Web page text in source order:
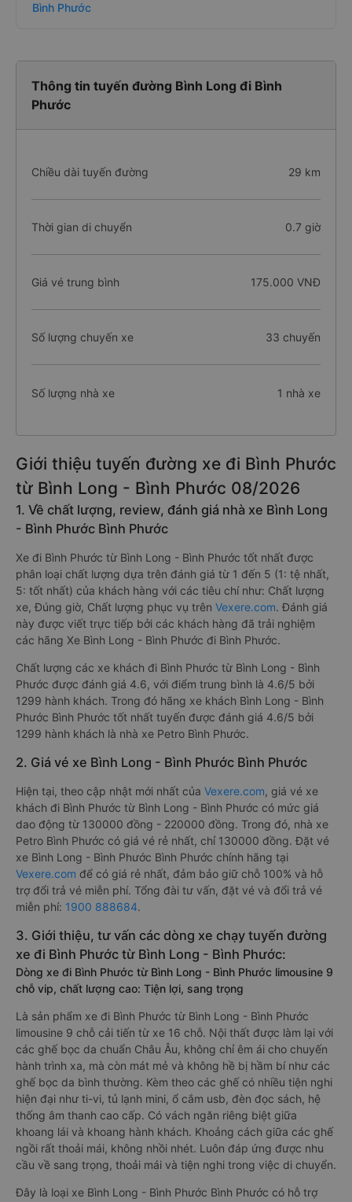
Bình Phước
Thông tin tuyến đường Bình Long đi Bình
Phước
Chiều dài tuyến đường 29 km
Thời gian di chuyển 0.7 giờ
Giá vé trung bình 175.000 VNĐ
Số lượng chuyến xe 33 chuyến
Số lượng nhà xe 1 nhà xe
Giới thiệu tuyến đường xe đi Bình Phước
từ Bình Long - Bình Phước 08/2026
1. Về chất lượng, review, đánh giá nhà xe Bình Long
- Bình Phước Bình Phước
Xe đi Bình Phước từ Bình Long - Bình Phước tốt nhất được
phân loại chất lượng dựa trên đánh giá từ 1 đến 5 (1: tệ nhất,
5: tốt nhất) của khách hàng với các tiêu chí như: Chất lượng
xe, Đúng giờ, Chất lượng phục vụ trên Vexere.com. Đánh giá
này được viết trực tiếp bởi các khách hàng đã trải nghiệm
các hãng Xe Bình Long - Bình Phước đi Bình Phước.
Chất lượng các xe khách đi Bình Phước từ Bình Long - Bình
Phước được đánh giá 4.6, với điểm trung bình là 4.6/5 bởi
1299 hành khách. Trong đó hãng xe khách Bình Long - Bình
Phước Bình Phước tốt nhất tuyến được đánh giá 4.6/5 bởi
1299 hành khách là nhà xe Petro Bình Phước.
2. Giá vé xe Bình Long - Bình Phước Bình Phước
Hiện tại, theo cập nhật mới nhất của Vexere.com, giá vé xe
khách đi Bình Phước từ Bình Long - Bình Phước có mức giá
dao động từ 130000 đồng - 220000 đồng. Trong đó, nhà xe
Petro Bình Phước có giá vé rẻ nhất, chỉ 130000 đồng. Đặt vé
xe Bình Long - Bình Phước Bình Phước chính hãng tại
Vexere.com để có giá rẻ nhất, đảm bảo giữ chỗ 100% và hỗ
trợ đổi trả vé miễn phí. Tổng đài tư vấn, đặt vé và đổi trả vé
miễn phí: 1900 888684.
3. Giới thiệu, tư vấn các dòng xe chạy tuyến đường
xe đi Bình Phước từ Bình Long - Bình Phước:
Dòng xe đi Bình Phước từ Bình Long - Bình Phước limousine 9
chỗ vip, chất lượng cao: Tiện lợi, sang trọng
Là sản phẩm xe đi Bình Phước từ Bình Long - Bình Phước
limousine 9 chỗ cải tiến từ xe 16 chỗ. Nội thất được làm lại với
các ghế bọc da chuẩn Châu Âu, không chỉ êm ái cho chuyến
hành trình xa, mà còn mát mẻ và không hề bị hầm bí như các
ghế bọc da bình thường. Kèm theo các ghế có nhiều tiện nghi
hiện đại như ti-vi, tủ lạnh mini, ổ cắm usb, đèn đọc sách, hệ
thống âm thanh cao cấp. Có vách ngăn riêng biệt giữa
khoang lái và khoang hành khách. Khoảng cách giữa các ghế
ngồi rất thoải mái, không nhồi nhét. Luôn đáp ứng được nhu
cầu về sang trọng, thoải mái và tiện nghi trong việc di chuyển.
Đây là loại xe Bình Long - Bình Phước Bình Phước có hỗ trợ